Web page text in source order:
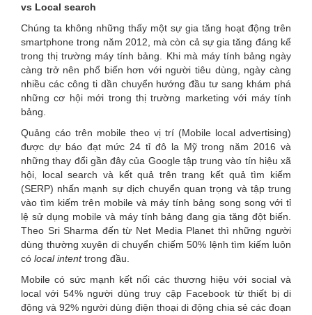
vs Local search
Chúng ta không những thấy một sự gia tăng hoạt động trên
smartphone trong năm 2012, mà còn cả sự gia tăng đáng kể
trong thị trường máy tính bảng. Khi mà máy tính bảng ngày
càng trở nên phổ biến hơn với người tiêu dùng, ngày càng
nhiều các công ti dần chuyển hướng đầu tư sang khám phá
những cơ hội mới trong thị trường marketing với máy tính
bảng.
Quảng cáo trên mobile theo vị trí (Mobile local advertising)
được dự báo đạt mức 24 tỉ đô la Mỹ trong năm 2016 và
những thay đổi gần đây của Google tập trung vào tín hiệu xã
hội, local search và kết quả trên trang kết quả tìm kiếm
(SERP) nhấn mạnh sự dịch chuyển quan trọng và tập trung
vào tìm kiếm trên mobile và máy tính bảng song song với tỉ
lệ sử dụng mobile và máy tính bảng đang gia tăng đột biến.
Theo Sri Sharma đến từ Net Media Planet thì những người
dùng thường xuyên di chuyển chiếm 50% lệnh tìm kiếm luôn
có local intenttrong đầu.
Mobile có sức mạnh kết nối các thương hiệu với social và
local với 54% người dùng truy cập Facebook từ thiết bị di
động và 92% người dùng điện thoại di động chia sẻ các đoạn